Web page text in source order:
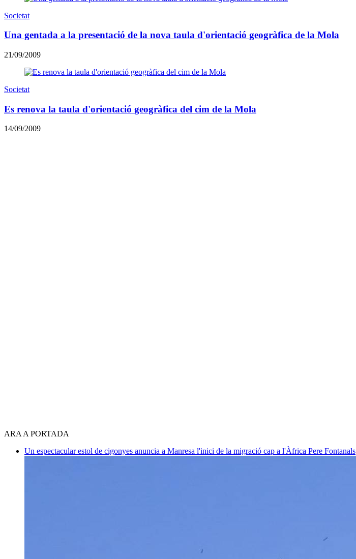
Societat
Una gentada a la presentació de la nova taula d'orientació geogràfica de la Mola
21/09/2009
Societat
Es renova la taula d'orientació geogràfica del cim de la Mola
14/09/2009
ARA A PORTADA
Un espectacular estol de cigonyes anuncia a Manresa l'inici de la migració cap a l'Àfrica Pere Fontanals